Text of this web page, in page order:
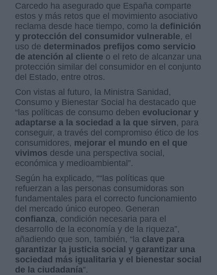
Carcedo ha asegurado que España comparte
estos y más retos que el movimiento asociativo
reclama desde hace tiempo, como la definición
y protección del consumidor vulnerable, el
uso de determinados prefijos como servicio
de atención al cliente o el reto de alcanzar una
protección similar del consumidor en el conjunto
del Estado, entre otros.
Con vistas al futuro, la Ministra Sanidad,
Consumo y Bienestar Social ha destacado que
“las políticas de consumo deben evolucionar y
adaptarse a la sociedad a la que sirven, para
conseguir, a través del compromiso ético de los
consumidores, mejorar el mundo en el que
vivimos desde una perspectiva social,
económica y medioambiental”.
Según ha explicado, ““las políticas que
refuerzan a las personas consumidoras son
fundamentales para el correcto funcionamiento
del mercado único europeo. Generan
confianza, condición necesaria para el
desarrollo de la economía y de la riqueza”,
añadiendo que son, también, “la clave para
garantizar la justicia social y garantizar una
sociedad más igualitaria y el bienestar social
de la ciudadanía”.